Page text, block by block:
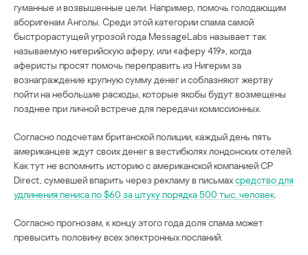
гуманные и возвышенные цели. Например, помочь голодающим
аборигенам Анголы. Среди этой категории спама самой
быстрорастущей угрозой года MessageLabs называет так
называемую нигерийскую аферу, или «аферу 419», когда
аферисты просят помочь переправить из Нигерии за
вознаграждение крупную сумму денег и соблазняют жертву
пойти на небольшие расходы, которые якобы будут возмещены
позднее при личной встрече для передачи комиссионных.
Согласно подсчетам британской полиции, каждый день пять
американцев ждут своих денег в вестибюлях лондонских отелей.
Как тут не вспомнить историю с американской компанией CP
Direct, сумевшей впарить через рекламу в письмахсредство для
удлинения пениса по $60 за штуку порядка 500 тыс. человек
Согласно прогнозам, к концу этого года доля спама может
превысить половину всех электронных посланий.